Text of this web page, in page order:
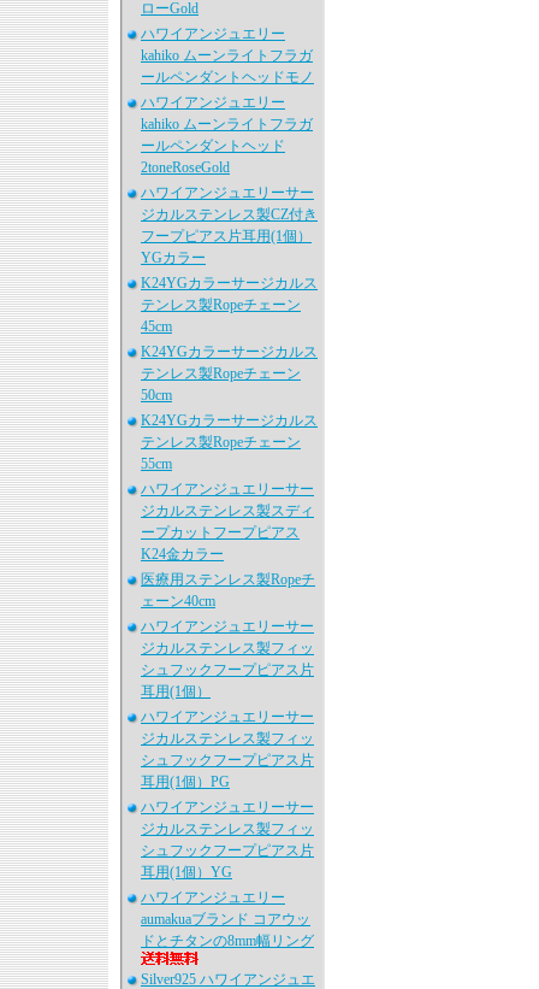
ローGold
ハワイアンジュエリー
kahiko ムーンライトフラガ
ールペンダントヘッドモノ
ハワイアンジュエリー
kahiko ムーンライトフラガ
ールペンダントヘッド
2toneRoseGold
ハワイアンジュエリーサー
ジカルステンレス製CZ付き
フープピアス片耳用(1個）
YGカラー
K24YGカラーサージカルス
テンレス製Ropeチェーン
45cm
K24YGカラーサージカルス
テンレス製Ropeチェーン
50cm
K24YGカラーサージカルス
テンレス製Ropeチェーン
55cm
ハワイアンジュエリーサー
ジカルステンレス製スディ
ープカットフープピアス
K24金カラー
医療用ステンレス製Ropeチ
ェーン40cm
ハワイアンジュエリーサー
ジカルステンレス製フィッ
シュフックフープピアス片
耳用(1個）
ハワイアンジュエリーサー
ジカルステンレス製フィッ
シュフックフープピアス片
耳用(1個）PG
ハワイアンジュエリーサー
ジカルステンレス製フィッ
シュフックフープピアス片
耳用(1個）YG
ハワイアンジュエリー
aumakuaブランド コアウッ
ドとチタンの8mm幅リング
Silver925 ハワイアンジュエ